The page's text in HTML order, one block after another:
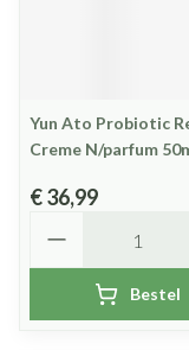
Yun Ato Probiotic
Creme N/parfum
€ 36,99
Bestel